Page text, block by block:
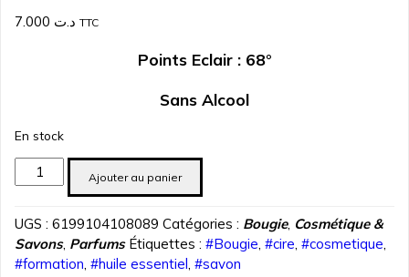
د.ت TTC
Points Eclair : 68°
Sans Alcool
En stock
quantité
de
lemon
30
ml
Ajouter au panier
UGS : 6199104108089 Catégories : Bougie, Cosmétique &
Savons, Parfums Étiquettes : #Bougie #cire #cosmetique
#formation #huile essentiel #savon